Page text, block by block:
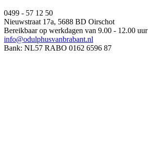
0499 - 57 12 50
Nieuwstraat 17a, 5688 BD Oirschot
Bereikbaar op werkdagen van 9.00 - 12.00 uur
info@odulphusvanbrabant.nl
Bank: NL57 RABO 0162 6596 87